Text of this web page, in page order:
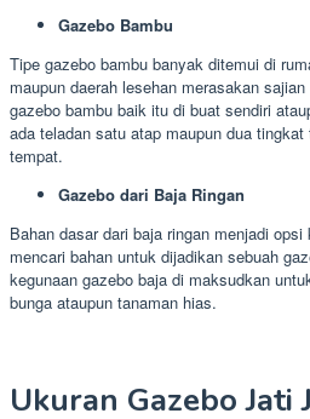
Gazebo Bambu
Tipe gazebo bambu banyak ditemui di
maupun daerah lesehan merasakan
gazebo bambu baik itu di buat sendiri
ada teladan satu atap maupun dua
tempat.
Gazebo dari Baja Ringan
Bahan dasar dari baja ringan menjadi
mencari bahan untuk dijadikan sebuah
kegunaan gazebo baja di maksudkan
bunga ataupun tanaman hias.
Ukuran Gazebo Jati